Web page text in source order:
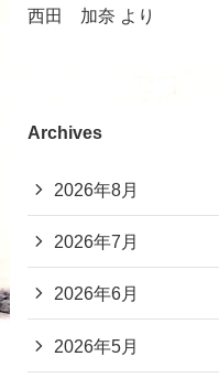
西田 加奈 より
Archives
2026年8月
2026年7月
2026年6月
2026年5月